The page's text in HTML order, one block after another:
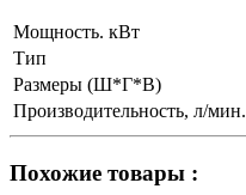
Мощность. кВт
Тип
Размеры (Ш*Г*В)
Производительность, л/мин.
Похожие товары :